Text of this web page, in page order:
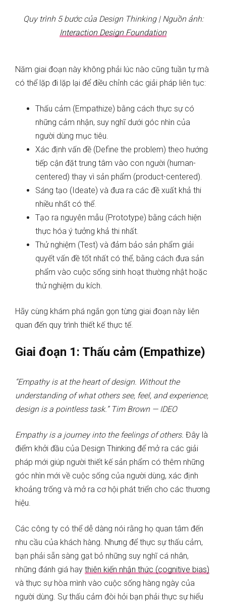
Quy trình 5 bước của Design Thinking | Nguồn ảnh:
Interaction Design Foundation
Năm giai đoạn này không phải lúc nào cũng tuần tự mà
có thể lặp đi lặp lại để điều chỉnh các giải pháp liên tục:
Thấu cảm (Empathize) bằng cách thực sự có
những cảm nhận, suy nghĩ dưới góc nhìn của
người dùng mục tiêu.
Xác định vấn đề (Define the problem) theo hướng
tiếp cận đặt trung tâm vào con người (human-
centered) thay vì sản phẩm (product-centered).
Sáng tạo (Ideate) và đưa ra các đề xuất khả thi
nhiều nhất có thể.
Tạo ra nguyên mẫu (Prototype) bằng cách hiện
thực hóa ý tưởng khả thi nhất.
Thử nghiệm (Test) và đảm bảo sản phẩm giải
quyết vấn đề tốt nhất có thể, bằng cách đưa sản
phẩm vào cuộc sống sinh hoạt thường nhật hoặc
thử nghiệm du kích.
Hãy cùng khám phá ngắn gọn từng giai đoạn này liên
quan đến quy trình thiết kế thực tế.
Giai đoạn 1: Thấu cảm (Empathize)
“Empathy is at the heart of design. Without the
understanding of what others see, feel, and experience,
design is a pointless task.” Tim Brown — IDEO
Empathy is a journey into the feelings of others. Đây là
điểm khởi đầu của Design Thinking để mở ra các giải
pháp mới giúp người thiết kế sản phẩm có thêm những
góc nhìn mới về cuộc sống của người dùng, xác định
khoảng trống và mở ra cơ hội phát triển cho các thương
hiệu.
Các công ty có thể dễ dàng nói rằng họ quan tâm đến
nhu cầu của khách hàng. Nhưng để thực sự thấu cảm,
bạn phải sẵn sàng gạt bỏ những suy nghĩ cá nhân,
những đánh giá hay thiên kiến nhận thức (cognitive bias)
và thực sự hòa mình vào cuộc sống hàng ngày của
người dùng. Sự thấu cảm đòi hỏi bạn phải thực sự hiểu